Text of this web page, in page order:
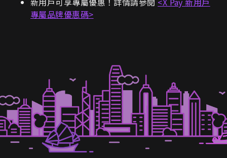
專屬品牌優惠碼>